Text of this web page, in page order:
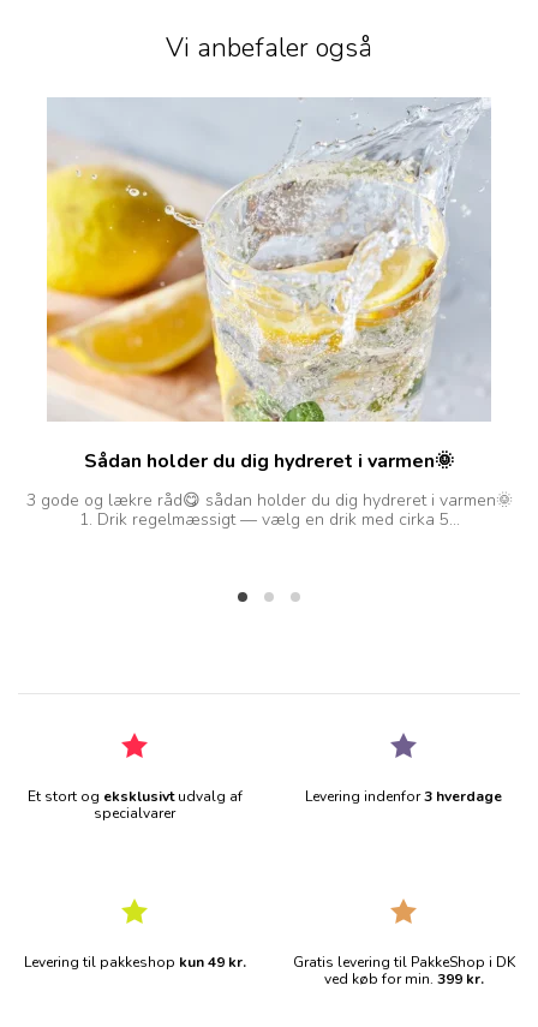
Vi anbefaler også
Sådan holder du dig hydreret i varmen🌞
3 gode og lækre råd😋 sådan holder du dig hydreret i varmen🌞
1. Drik regelmæssigt — vælg en drik med cirka 5...
Et stort og eksklusivtudvalg af
specialvarer
Levering indenfor3 hverdage
Levering til pakkeshop kun 49 kr.
Gratis levering til PakkeShop i DK
ved køb for min. 399 kr.